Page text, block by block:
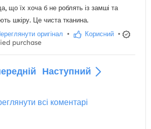
що їх хоча б не роблять із замші та
шкіру. Це чиста тканина.
оригінал • Корисний •
purchase
Наступний
всі коментарі